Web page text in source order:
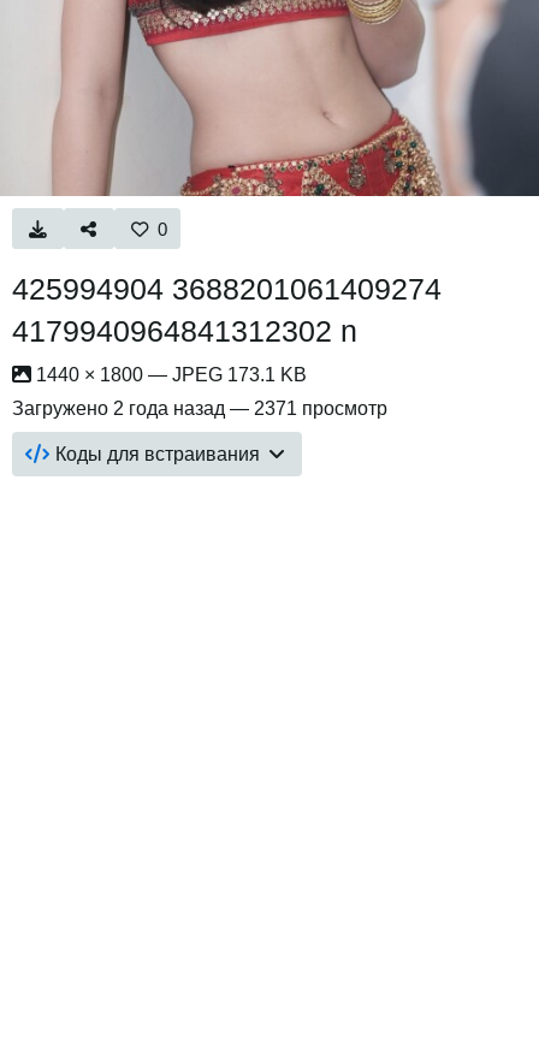
0
425994904 3688201061409274
4179940964841312302 n
1440 × 1800 — JPEG 173.1 KB
Загружено 2 года назад — 2371 просмотр
Коды для встраивания